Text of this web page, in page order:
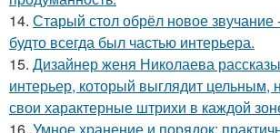
14. Старый стол обрёл новое звучание
будто всегда был частью интерьера.
15. Дизайнер женя Николаева
интерьер, который выглядит цельным,
свои характерные штрихи в каждой